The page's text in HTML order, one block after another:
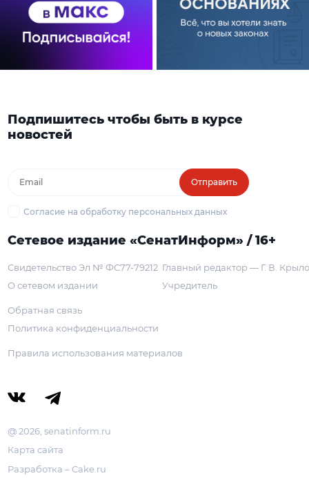
Подпишитесь чтобы быть в курсе
новостей
Отправить
Согласие на обработку персональных данных
Сетевое издание «СенатИнформ» / 16+
Свидетельство Эл № ФС77-79212
О сетевом издании
Главный редактор — Г. В.
Учредитель
Обратная связь
Политика конфиденциальности
Правила использования материалов
@ 2026, senatinform.ru
Карта сайта
Разработка – Cake.ru